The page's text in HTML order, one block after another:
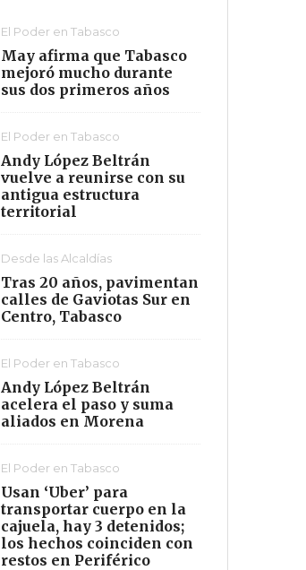
El Poder en Tabasco
May afirma que Tabasco
mejoró mucho durante
sus dos primeros años
El Poder en Tabasco
Andy López Beltrán
vuelve a reunirse con su
antigua estructura
territorial
Desde las Alcaldías
Tras 20 años, pavimentan
calles de Gaviotas Sur en
Centro, Tabasco
El Poder en Tabasco
Andy López Beltrán
acelera el paso y suma
aliados en Morena
El Poder en Tabasco
Usan ‘Uber’ para
transportar cuerpo en la
cajuela, hay 3 detenidos;
los hechos coinciden con
restos en Periférico